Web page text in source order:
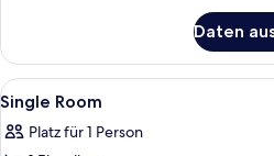
Bed
Room
Daten
Alle
Fotos
für
6
Single Room
Platz für 1 Person